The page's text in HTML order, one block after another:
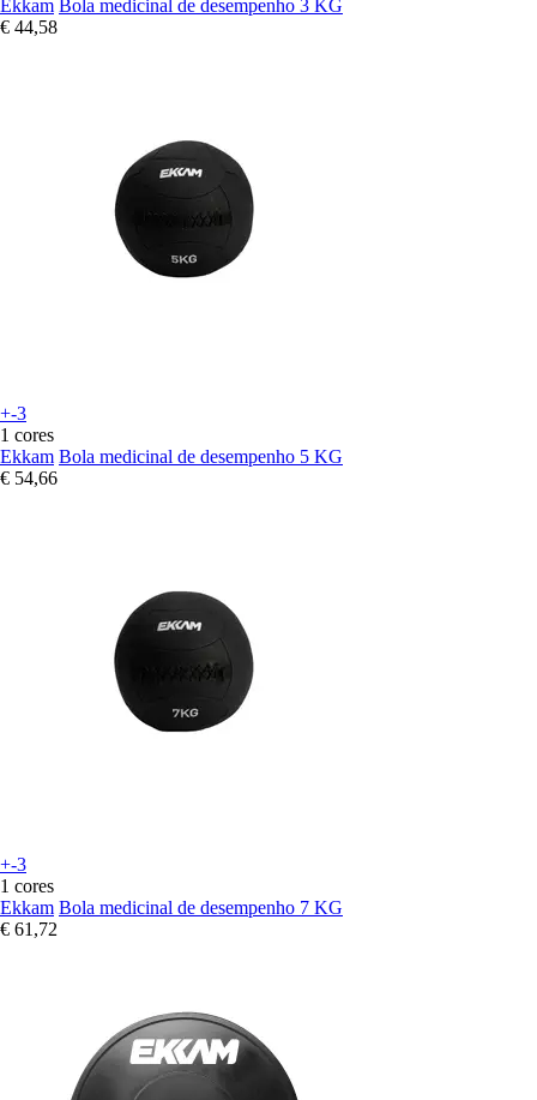
Ekkam Bola medicinal de desempenho 3 KG
€ 44,58
+-3
1 cores
Ekkam Bola medicinal de desempenho 5 KG
€ 54,66
+-3
1 cores
Ekkam Bola medicinal de desempenho 7 KG
€ 61,72